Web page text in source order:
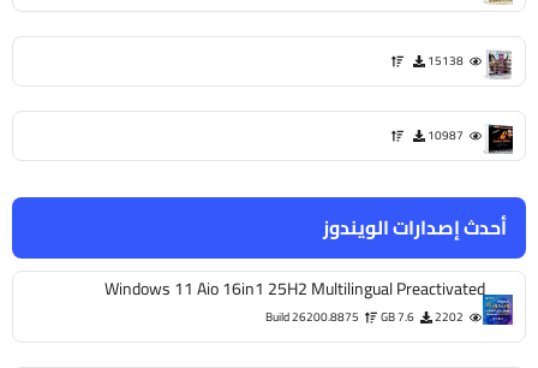
أحدث إصدارات الويندوز
Windows 11 Aio 16in1 25H2 Multilingual Preactivated
2202
7.6 GB
Build 26200.8875
15138
10987